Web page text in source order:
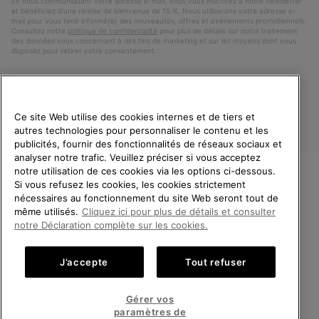
et bénéficiez d’une remise de bienvenue de 15 %. Nous utiliserons votre adresse e-
mail pour vous tenir informé(e) des nouveautés, offres et événements promotionnels.
Consultez notre politique de confidentialité pour plus de détails sur notre traitement
des données vous concernant à des fins de marketing et sur les moyens dont vous
disposez pour retirer votre consentement.
France
©2026 SOREL. Tous droits réservés.
Conditions Générales de Vente Garanties Légales Cookies
Impressum Public CBCR
Service client: Lun - Sam de 9h à 13h et de 14h à 18h
BIENVENUE CHEZ SOREL.
VEUILLEZ SÉLECTIONNER
VOTRE PAYS DE LIVRAISON.
Achats en ligne disponibles
Ce site Web utilise des cookies internes et de tiers et
autres technologies pour personnaliser le contenu et les
publicités, fournir des fonctionnalités de réseaux sociaux et
analyser notre trafic. Veuillez préciser si vous acceptez
notre utilisation de ces cookies via les options ci-dessous.
Si vous refusez les cookies, les cookies strictement
nécessaires au fonctionnement du site Web seront tout de
même utilisés. Cliquez ici pour plus de détails et consulter
notre Déclaration complète sur les cookies.
J’accepte Tout refuser
Gérer vos
paramètres de